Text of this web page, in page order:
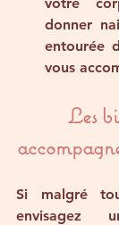
donner
entourée
vous
Les
Si malgré
envisagez